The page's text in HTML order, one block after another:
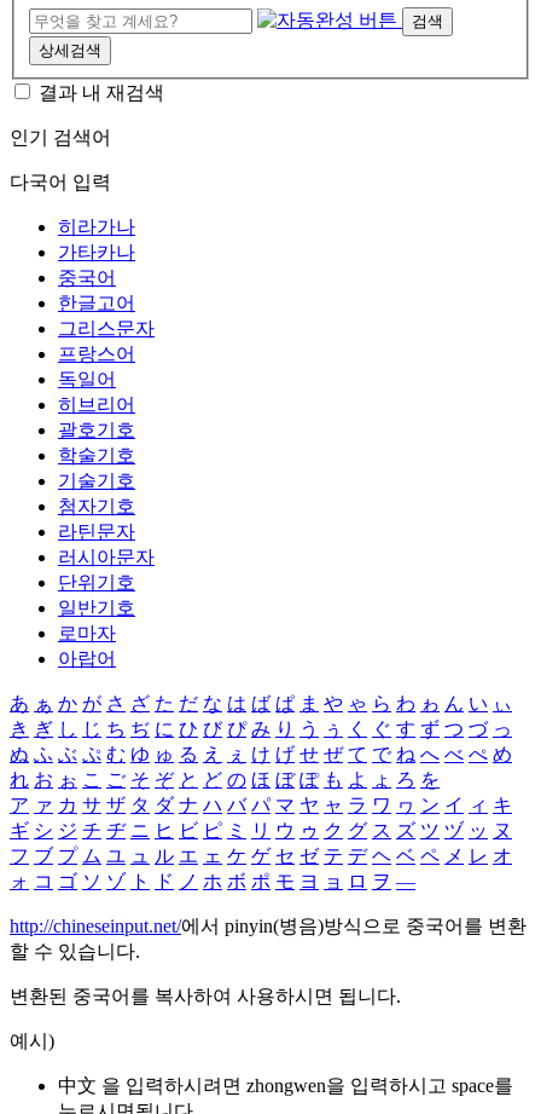
검색
상세검색
결과 내 재검색
인기 검색어
다국어 입력
히라가나
가타카나
중국어
한글고어
그리스문자
프랑스어
독일어
히브리어
괄호기호
학술기호
기술기호
첨자기호
라틴문자
러시아문자
단위기호
일반기호
로마자
아랍어
あ ぁ か が さ ざ た だ な は ば ぱ ま や ゃ ら わ ゎ ん い ぃ
き ぎ し じ ち ぢ に ひ び ぴ み り う ぅ く ぐ す ず つ づ っ
ぬ ふ ぶ ぷ む ゆ ゅ る え ぇ け げ せ ぜ て で ね へ べ ぺ め
れ お ぉ こ ご そ ぞ と ど の ほ ぼ ぽ も よ ょ ろ を
ア ァ カ サ ザ タ ダ ナ ハ バ パ マ ヤ ャ ラ ワ ヮ ン イ ィ キ
ギ シ ジ チ ヂ ニ ヒ ビ ピ ミ リ ウ ゥ ク グ ス ズ ツ ヅ ッ ヌ
フ ブ プ ム ユ ュ ル エ ェ ケ ゲ セ ゼ テ デ ヘ ベ ペ メ レ オ
ォ コ ゴ ソ ゾ ト ド ノ ホ ボ ポ モ ヨ ョ ロ ヲ ―
http://chineseinput.net/에서 pinyin(병음)방식으로 중국어를 변환
할 수 있습니다.
변환된 중국어를 복사하여 사용하시면 됩니다.
예시)
中文 을 입력하시려면 zhongwen을 입력하시고 space를